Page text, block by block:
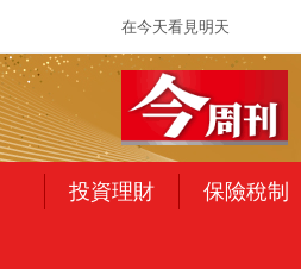
在今天看見明天
投資理財 保險稅制